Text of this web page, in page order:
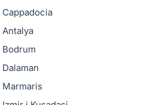
Cappadocia
Antalya
Bodrum
Dalaman
Marmaris